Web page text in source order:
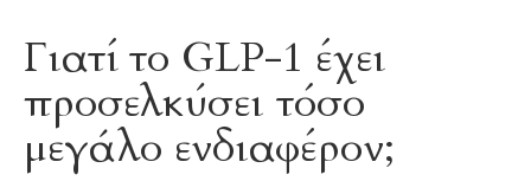
Γιατί το GLP-1 έχει
προσελκύσει τόσο
μεγάλο ενδιαφέρον;